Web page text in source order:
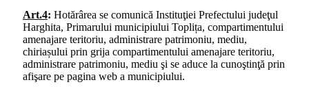
Art.4: Hotărârea se comunică Instituţiei Prefectului judeţul
Harghita, Primarului municipiului Toplița, compartimentului
amenajare teritoriu, administrare patrimoniu, mediu,
chiriașului prin grija compartimentului amenajare teritoriu,
administrare patrimoniu, mediu şi se aduce la cunoştinţă prin
afişare pe pagina web a municipiului.